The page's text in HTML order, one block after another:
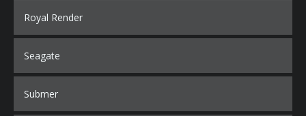
Royal Render
Seagate
Submer